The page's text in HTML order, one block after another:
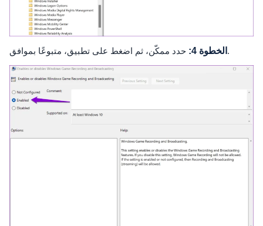
الخطوة 4: حدد ممكّن، ثم اضغط على تطبيق، متبوعًا بموافق.